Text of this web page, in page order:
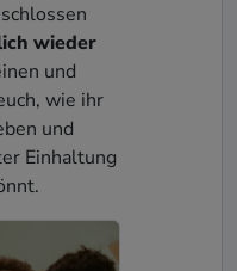
wieder
und
wie ihr
und
Einhaltung